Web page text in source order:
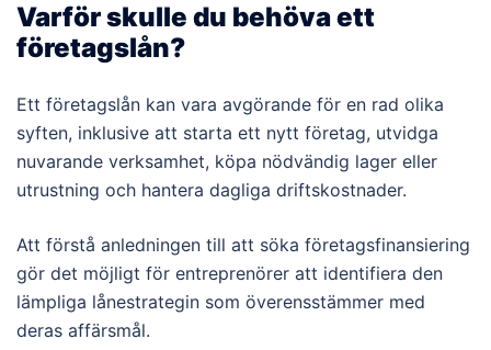
Varför skulle du behöva ett
företagslån?
Ett företagslån kan vara avgörande för en rad olika
syften, inklusive att starta ett nytt företag, utvidga
nuvarande verksamhet, köpa nödvändig lager eller
utrustning och hantera dagliga driftskostnader.
Att förstå anledningen till att söka företagsfinansiering
gör det möjligt för entreprenörer att identifiera den
lämpliga lånestrategin som överensstämmer med
deras affärsmål.